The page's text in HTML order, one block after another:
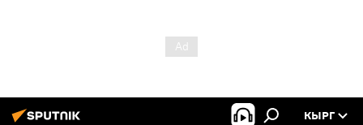
КЫРГ